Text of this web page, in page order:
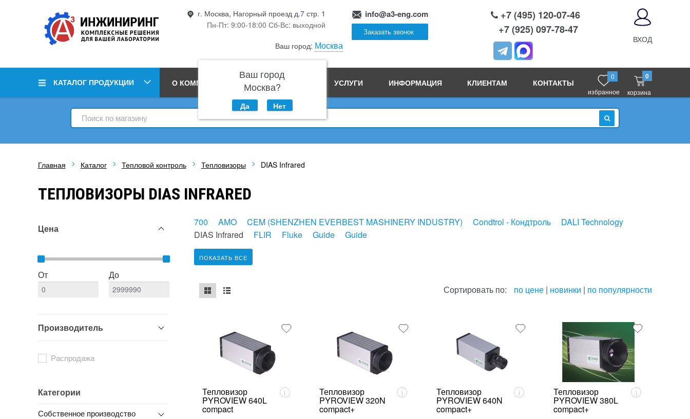
г. Москва, Нагорный проезд д.7 стр. 1
Пн-Пт: 9:00-18:00 Сб-Вс: выходной
Ваш город: Москва
Ваш город
Москва?
Да Нет
info@a3-eng.com
Заказать звонок
+7 (495) 120-07-46
+7 (925) 097-78-47
ВХОД
КАТАЛОГ ПРОДУКЦИИ О КОМПАНИИ ПРОИЗВОДСТВО УСЛУГИ ИНФОРМАЦИЯ КЛИЕНТАМ КОНТАКТЫ
0
избранное
0
корзина
ИСКАТЬ
Главная Каталог Тепловой контроль Тепловизоры DIAS Infrared
ТЕПЛОВИЗОРЫ DIAS INFRARED
Цена
От До
Производитель
Распродажа
Категории
Собственное производство
700 AMO CEM (SHENZHEN EVERBEST MASHINERY INDUSTRY) Condtrol - Кондтроль
DALI Technology
DIAS Infrared
FLIR Fluke Guide Guide
ПОКАЗАТЬ ВСЕ
Сортировать по: по цене | новинки | по популярности
Тепловизор
PYROVIEW 640L
compact
i Тепловизор
PYROVIEW 320N
compact+
i Тепловизор
PYROVIEW 640N
compact+
i Тепловизор
PYROVIEW 380L
compact+
i